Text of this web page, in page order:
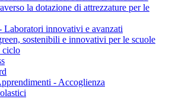
la dotazione di attrezzature per le
Laboratori innovativi e avanzati
sostenibili e innovativi per le scuole
ciclo
- Accoglienza